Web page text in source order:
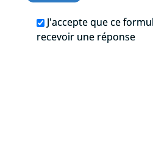
J'accepte que ce
recevoir une réponse